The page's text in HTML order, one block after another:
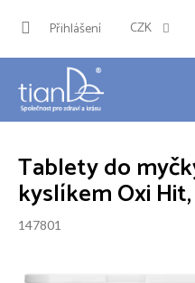
CZK
Přihlášení
Tablety do
kyslíkem Oxi
147801